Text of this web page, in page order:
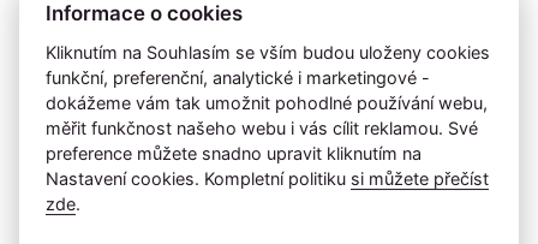
některé šperky doplňovat exotickým dřevem.
Od roku 2015 jsme hrdými sponzory soutěže Muž roku.
Pro finálový večer a 12 finalistů jsme vyrobili
limitovanou sérii známek z chirurgické oceli, které jsou
největší na trhu. Moc náš těší, že se známka líbí a zdobí
Informace o cookies
Kliknutím na Souhlasím se vším budou uloženy cookies
funkční, preferenční, analytické i marketingové -
dokážeme vám tak umožnit pohodlné používání webu,
měřit funkčnost našeho webu i vás cílit reklamou. Své
preference můžete snadno upravit kliknutím na
Nastavení cookies. Kompletní politiku si můžete přečíst
zde.